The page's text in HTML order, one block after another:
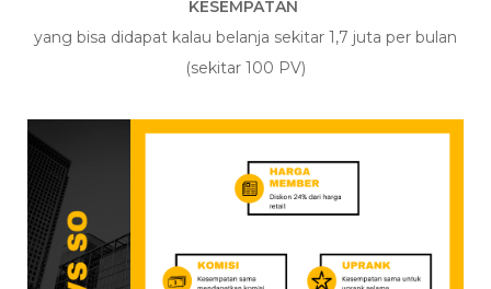
KESEMPATAN
yang bisa didapat kalau belanja sekitar 1,7 juta per bulan
(sekitar 100 PV)